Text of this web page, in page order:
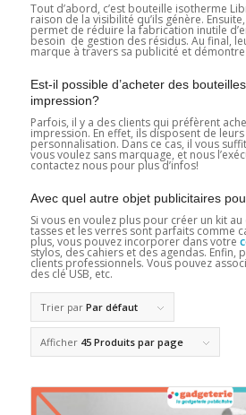
Tout d’abord, c’est bouteille isotherme
raison de la visibilité qu’ils génère.
permet de réduire la fabrication inutile
besoin de gestion des résidus. Au final,
marque à travers sa publicité et
Est-il possible d’acheter des
impression?
Parfois, il y a des clients qui préfèrent
impression. En effet, ils disposent de
personnalisation. Dans ce cas, il vous
vous voulez sans marquage, et nous
contactez nous pour plus d’infos!
Avec quel autre objet publicitaires
Si vous en voulez plus pour créer un kit
tasses et les verres sont parfaits comme
plus, vous pouvez incorporer dans votre
stylos, des cahiers et des agendas. Enfin,
clients professionnels. Vous pouvez
des clé USB, etc.
Trier par Par défaut
Afficher 45 Produits par page